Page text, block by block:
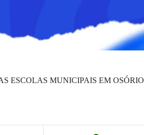
ESCOLAS MUNICIPAIS EM OSÓRIO